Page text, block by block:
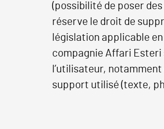
(possibilité de poser
réserve le droit de
législation applicable
compagnie Affari Esteri
l’utilisateur,
support utilisé (texte,